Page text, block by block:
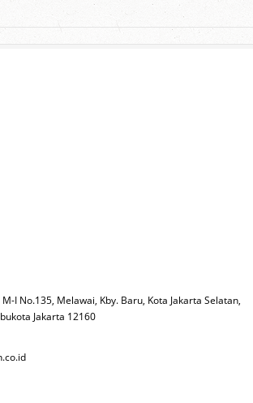
M-I No.135, Melawai, Kby. Baru, Kota Jakarta Selatan,
Jakarta 12160